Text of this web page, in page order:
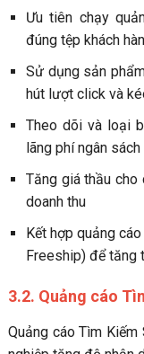
Ưu tiên chạy
đúng tệp khách
Sử dụng sản
hút lượt click và
Theo dõi và loại
lãng phí ngân sách
Tăng giá thầu
doanh thu
Kết hợp quảng
Freeship) để tăng
3.2. Quảng cáo
Quảng cáo Tìm